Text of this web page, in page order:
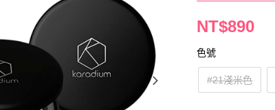
NT$890
色號
#21淺米色